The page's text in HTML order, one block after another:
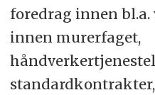
foredrag innen
innen murerfaget,
standardkontrakter,